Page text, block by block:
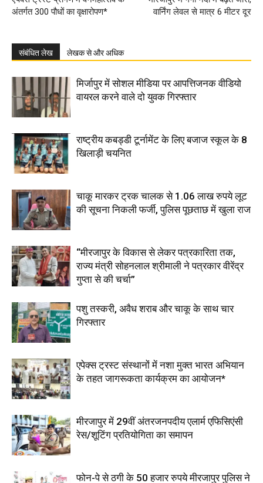
अंतर्गत 300 पौधों का वृक्षारोपण*
वार्निंग लेवल से मात्र 6 मीटर दूर
संबंधित लेख लेखक से और अधिक
मिर्जापुर में सोशल मीडिया पर आपत्तिजनक वीडियो
वायरल करने वाले दो युवक गिरफ्तार
राष्ट्रीय कबड्डी टूर्नामेंट के लिए बजाज स्कूल के 8
खिलाड़ी चयनित
चाकू मारकर ट्रक चालक से 1.06 लाख रुपये लूट
की सूचना निकली फर्जी, पुलिस पूछताछ में खुला राज
“मीरजापुर के विकास से लेकर पत्रकारिता तक,
राज्य मंत्री सोहनलाल श्रीमाली ने पत्रकार वीरेंद्र
गुप्ता से की चर्चा”
पशु तस्करी, अवैध शराब और चाकू के साथ चार
गिरफ्तार
एपेक्स ट्रस्ट संस्थानों में नशा मुक्त भारत अभियान
के तहत जागरूकता कार्यक्रम का आयोजन*
मीरजापुर में 29वीं अंतरजनपदीय एलार्म एफिसिएंसी
रेस/शूटिंग प्रतियोगिता का समापन
फोन-पे से ठगी के 50 हजार रुपये मीरजापुर पुलिस ने